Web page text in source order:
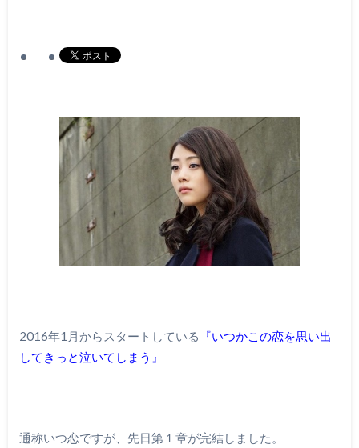
2016年1月からスタートしている 『いつかこの恋を思い出
してきっと泣いてしまう』
通称いつ恋ですが、先日第１章が完結しました。